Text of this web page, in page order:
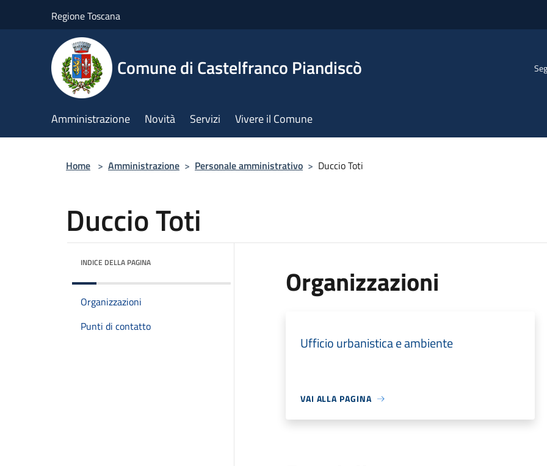
Regione Toscana
Comune di Castelfranco Piandiscò
Amministrazione Novità Servizi Vivere il Comune
Home > Amministrazione > Personale amministrativo > Duccio Toti
Duccio Toti
INDICE DELLA PAGINA
Organizzazioni
Punti di contatto
Organizzazioni
Ufficio urbanistica e ambiente
VAI ALLA PAGINA